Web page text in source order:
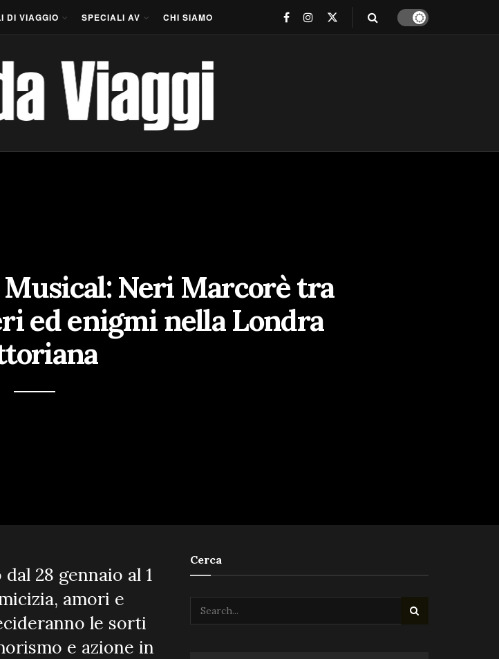
DI VIAGGIO SPECIALI AV CHI SIAMO
Neri Marcorè tra
ed enigmi nella Londra
28 gennaio al 1
amori e
le sorti
e azione in
Cerca